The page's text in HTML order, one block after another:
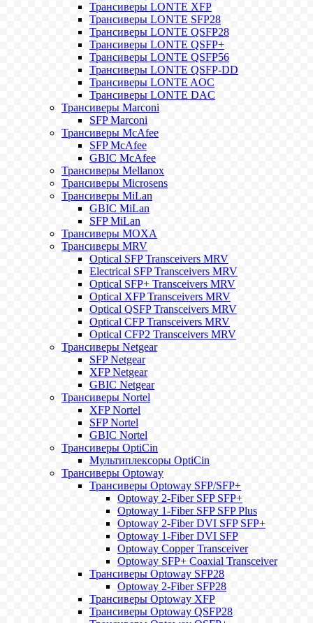
Трансиверы LONTE XFP
Трансиверы LONTE SFP28
Трансиверы LONTE QSFP28
Трансиверы LONTE QSFP+
Трансиверы LONTE QSFP56
Трансиверы LONTE QSFP-DD
Трансиверы LONTE AOC
Трансиверы LONTE DAC
Трансиверы Marconi
SFP Marconi
Трансиверы McAfee
SFP McAfee
GBIC McAfee
Трансиверы Mellanox
Трансиверы Microsens
Трансиверы MiLan
GBIC MiLan
SFP MiLan
Трансиверы MOXA
Трансиверы MRV
Optical SFP Transceivers MRV
Electrical SFP Transceivers MRV
Optical SFP+ Transceivers MRV
Optical XFP Transceivers MRV
Optical QSFP Transceivers MRV
Optical CFP Transceivers MRV
Optical CFP2 Transceivers MRV
Трансиверы Netgear
SFP Netgear
XFP Netgear
GBIC Netgear
Трансиверы Nortel
XFP Nortel
SFP Nortel
GBIC Nortel
Трансиверы OptiCin
Мультиплексоры OptiCin
Трансиверы Optoway
Трансиверы Optoway SFP/SFP+
Optoway 2-Fiber SFP SFP+
Optoway 1-Fiber SFP SFP Plus
Optoway 2-Fiber DVI SFP SFP+
Optoway 1-Fiber DVI SFP
Optoway Copper Transceiver
Optoway SFP+ Coaxial Transceiver
Трансиверы Optoway SFP28
Optoway 2-Fiber SFP28
Трансиверы Optoway XFP
Трансиверы Optoway QSFP28